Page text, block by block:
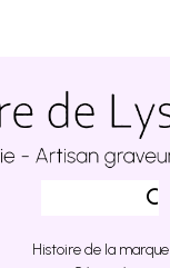
Histoire de la marque